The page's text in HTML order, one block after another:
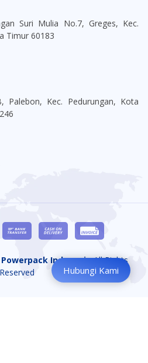
Suri Mulia No.7, Greges, Kec.
Timur 60183
Palebon, Kec. Pedurungan, Kota
IndonesiaAll Rights
Reserved
Hubungi Kami